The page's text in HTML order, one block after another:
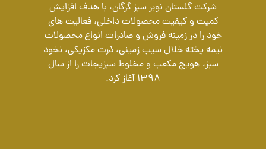
شرکت گلستان نوبر سبز گرگان، با هدف افزایش
کمیت و کیفیت محصولات داخلی، فعالیت های
خود را در زمینه فروش و صادرات انواع محصولات
نیمه پخته خلال سیب زمینی، ذرت مکزیکی، نخود
سبز، هویج مکعب و مخلوط سبزیجات را از سال
1398 آغاز کرد.